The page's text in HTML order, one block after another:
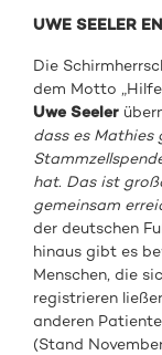
UWE SEELER
Die
dem Motto
Uwe Seeler
dass es Mathies
hat. Das ist
gemeinsam
der deutschen
hinaus gibt es
Menschen, die
registrieren
anderen
(Stand